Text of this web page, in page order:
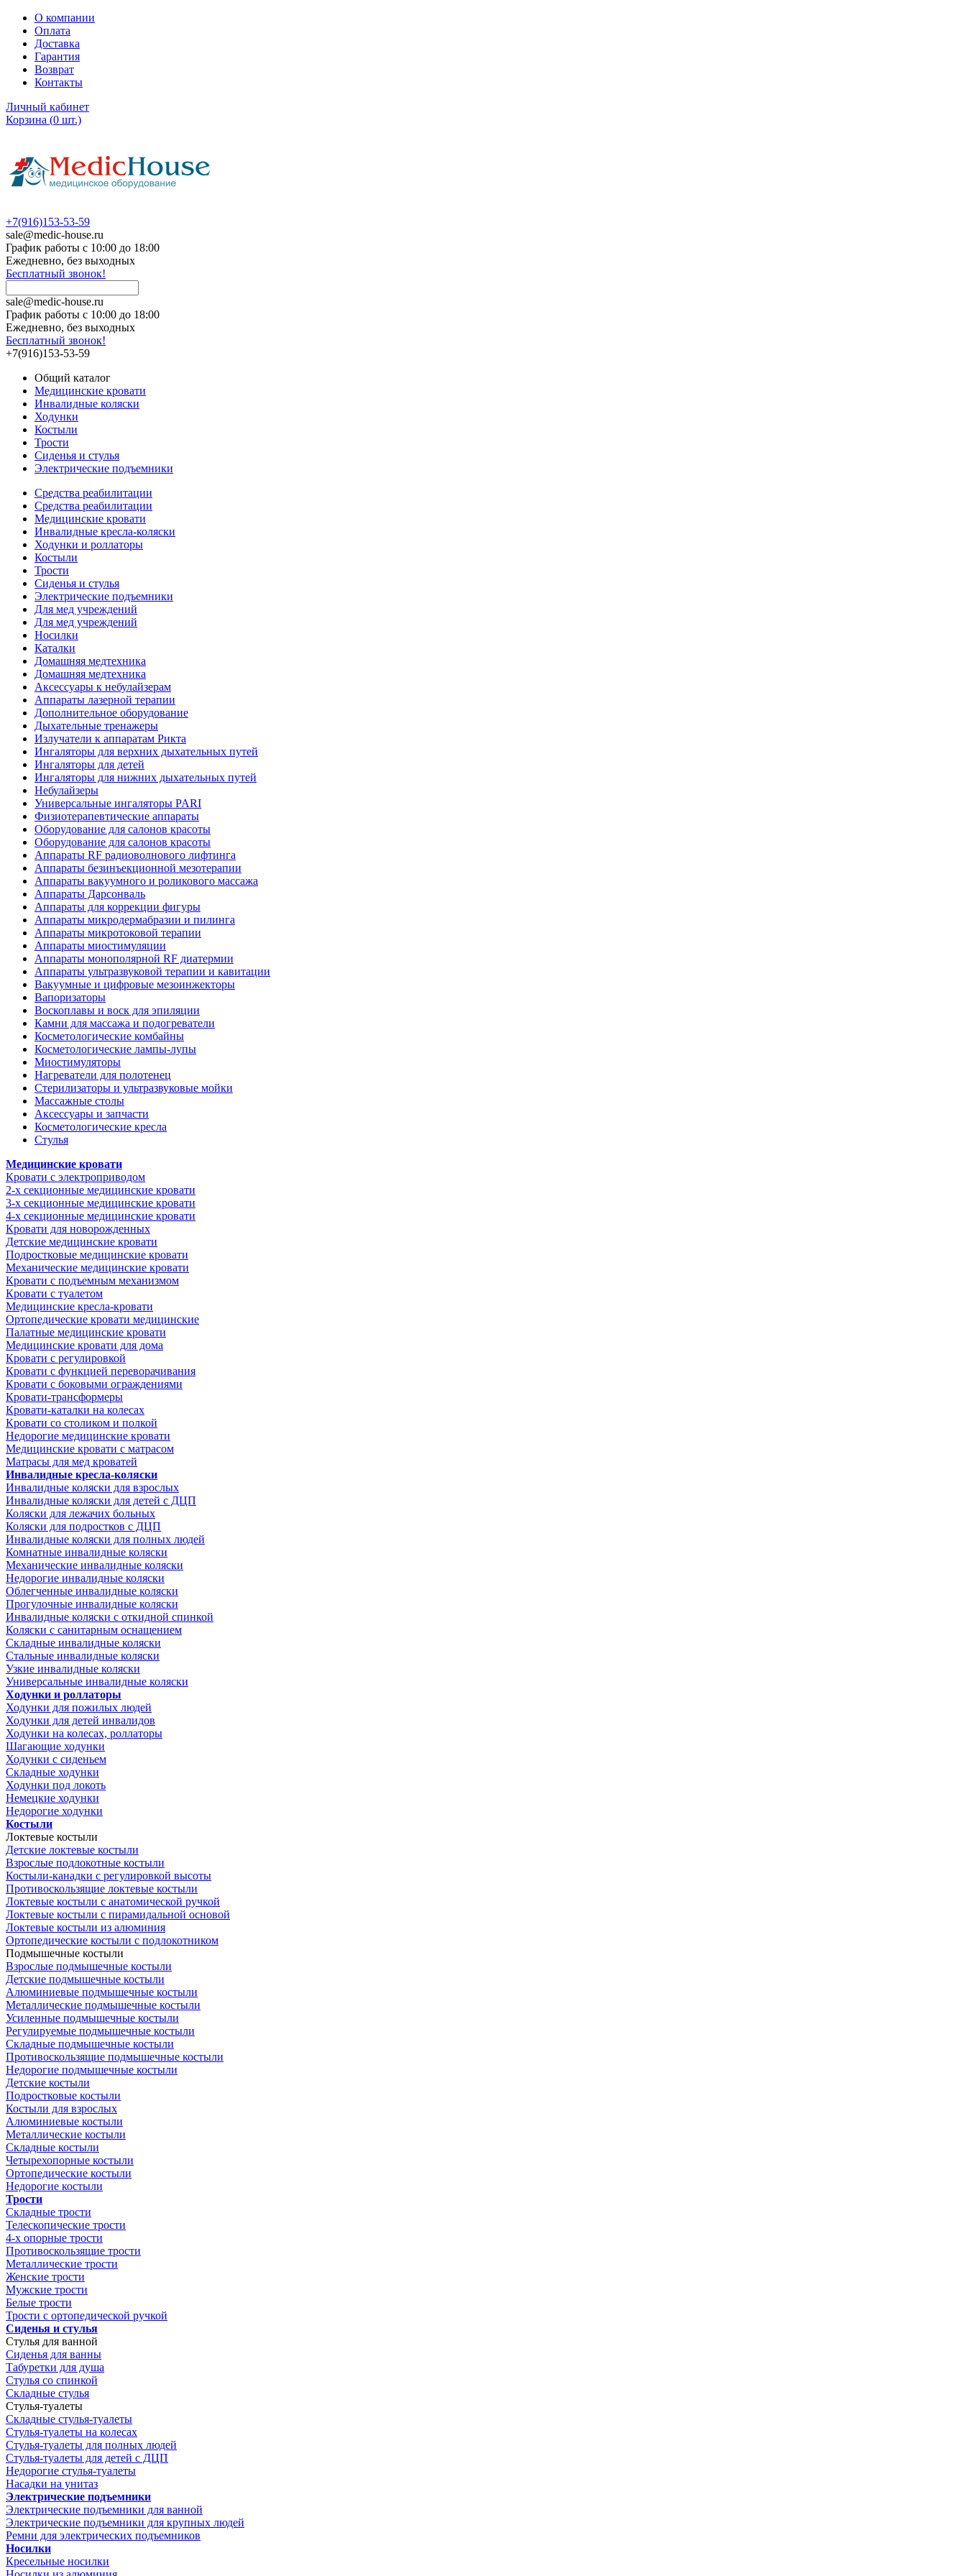
О компании
Оплата
Доставка
Гарантия
Возврат
Контакты
Личный кабинет
Корзина (0 шт.)
+7(916)153-53-59
sale@medic-house.ru
График работы с 10:00 до 18:00
Ежедневно, без выходных
Бесплатный звонок!
sale@medic-house.ru
График работы с 10:00 до 18:00
Ежедневно, без выходных
Бесплатный звонок!
+7(916)153-53-59
Общий каталог
Медицинские кровати
Инвалидные коляски
Ходунки
Костыли
Трости
Сиденья и стулья
Электрические подъемники
Средства реабилитации
Средства реабилитации
Медицинские кровати
Инвалидные кресла-коляски
Ходунки и роллаторы
Костыли
Трости
Сиденья и стулья
Электрические подъемники
Для мед учреждений
Для мед учреждений
Носилки
Каталки
Домашняя медтехника
Домашняя медтехника
Аксессуары к небулайзерам
Аппараты лазерной терапии
Дополнительное оборудование
Дыхательные тренажеры
Излучатели к аппаратам Рикта
Ингаляторы для верхних дыхательных путей
Ингаляторы для детей
Ингаляторы для нижних дыхательных путей
Небулайзеры
Универсальные ингаляторы PARI
Физиотерапевтические аппараты
Оборудование для салонов красоты
Оборудование для салонов красоты
Аппараты RF радиоволнового лифтинга
Аппараты безинъекционной мезотерапии
Аппараты вакуумного и роликового массажа
Аппараты Дарсонваль
Аппараты для коррекции фигуры
Аппараты микродермабразии и пилинга
Аппараты микротоковой терапии
Аппараты миостимуляции
Аппараты монополярной RF диатермии
Аппараты ультразвуковой терапии и кавитации
Вакуумные и цифровые мезоинжекторы
Вапоризаторы
Воскоплавы и воск для эпиляции
Камни для массажа и подогреватели
Косметологические комбайны
Косметологические лампы-лупы
Миостимуляторы
Нагреватели для полотенец
Стерилизаторы и ультразвуковые мойки
Массажные столы
Аксессуары и запчасти
Косметологические кресла
Стулья
Медицинские кровати
Кровати с электроприводом
2-х секционные медицинские кровати
3-х секционные медицинские кровати
4-х секционные медицинские кровати
Кровати для новорожденных
Детские медицинские кровати
Подростковые медицинские кровати
Механические медицинские кровати
Кровати с подъемным механизмом
Кровати с туалетом
Медицинские крeсла-кровати
Ортопедические кровати медицинские
Палатные медицинские кровати
Медицинские кровати для дома
Кровати с регулировкой
Кровати с функцией переворачивания
Кровати с боковыми ограждениями
Кровати-трансформеры
Кровати-каталки на колесах
Кровати со столиком и полкой
Недорогие медицинские кровати
Медицинские кровати с матрасом
Матрасы для мед кроватей
Инвалидные кресла-коляски
Инвалидные коляски для взрослых
Инвалидные коляски для детей с ДЦП
Коляски для лежачих больных
Коляски для подростков с ДЦП
Инвалидные коляски для полных людей
Комнатные инвалидные коляски
Механические инвалидные коляски
Недорогие инвалидные коляски
Облегченные инвалидные коляски
Прогулочные инвалидные коляски
Инвалидные коляски с откидной спинкой
Коляски с санитарным оснащением
Складные инвалидные коляски
Стальные инвалидные коляски
Узкие инвалидные коляски
Универсальные инвалидные коляски
Ходунки и роллаторы
Ходунки для пожилых людей
Ходунки для детей инвалидов
Ходунки на колесах, роллаторы
Шагающие ходунки
Ходунки с сиденьем
Складные ходунки
Ходунки под локоть
Немецкие ходунки
Недорогие ходунки
Костыли
Локтевые костыли
Детские локтевые костыли
Взрослые подлокотные костыли
Костыли-канадки с регулировкой высоты
Противоскользящие локтевые костыли
Локтевые костыли с анатомической ручкой
Локтевые костыли с пирамидальной основой
Локтевые костыли из алюминия
Ортопедические костыли с подлокотником
Подмышечные костыли
Взрослые подмышечные костыли
Детские подмышечные костыли
Алюминиевые подмышечные костыли
Металлические подмышечные костыли
Усиленные подмышечные костыли
Регулируемые подмышечные костыли
Складные подмышечные костыли
Противоскользящие подмышечные костыли
Недорогие подмышечные костыли
Детские костыли
Подростковые костыли
Костыли для взрослых
Алюминиевые костыли
Металлические костыли
Складные костыли
Четырехопорные костыли
Ортопедические костыли
Недорогие костыли
Трости
Складные трости
Телескопические трости
4-х опорные трости
Противоскользящие трости
Металлические трости
Женские трости
Мужские трости
Белые трости
Трости с ортопедической ручкой
Сиденья и стулья
Стулья для ванной
Сиденья для ванны
Табуретки для душа
Стулья со спинкой
Складные стулья
Стулья-туалеты
Складные стулья-туалеты
Стулья-туалеты на колесах
Стулья-туалеты для полных людей
Стулья-туалеты для детей с ДЦП
Недорогие стулья-туалеты
Насадки на унитаз
Электрические подъемники
Электрические подъемники для ванной
Электрические подъемники для крупных людей
Ремни для электрических подъемников
Носилки
Кресельные носилки